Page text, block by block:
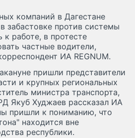
компаний в Дагестане
забастовке против системы
к работе, в протесте
частные водители,
ИА REGNUM.
пришли представители
и крупных региональных
министра транспорта,
Якуб Худжаев рассказал ИА
пришли к пониманию, что
находится вне
республики.